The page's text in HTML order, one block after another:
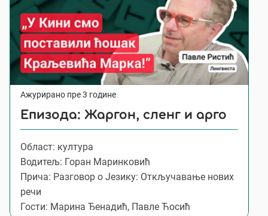
Ажурирано пре 3 године
Епизода: Жаргон, сленг и арго
Област: култура
Водитељ: Горан Маринковић
Прича: Разговор о Језику: Откључавање нових
речи
Гости: Марина Ђенадић, Павлe Ћосић